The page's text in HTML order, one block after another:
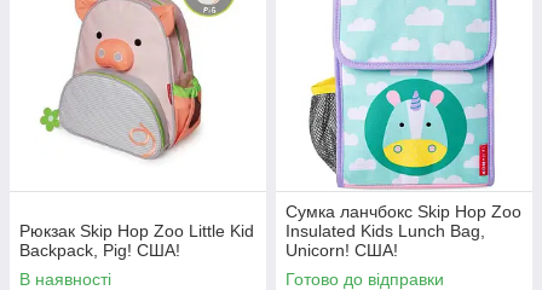
Рюкзак Skip Hop Zoo Little Kid
Backpack, Pig! США!
В наявності
Сумка ланчбокс Skip Hop Zoo
Insulated Kids Lunch Bag,
Unicorn! США!
Готово до відправки